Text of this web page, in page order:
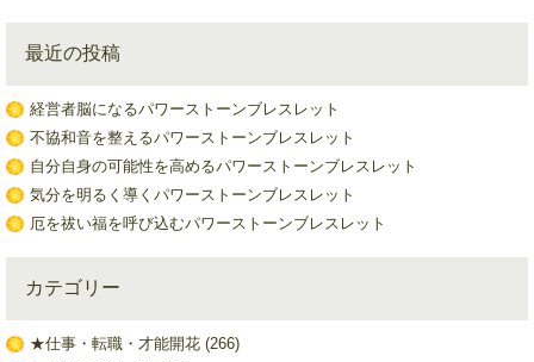
最近の投稿
経営者脳になるパワーストーンブレスレット
不協和音を整えるパワーストーンブレスレット
自分自身の可能性を高めるパワーストーンブレスレット
気分を明るく導くパワーストーンブレスレット
厄を祓い福を呼び込むパワーストーンブレスレット
カテゴリー
★仕事・転職・才能開花(266)